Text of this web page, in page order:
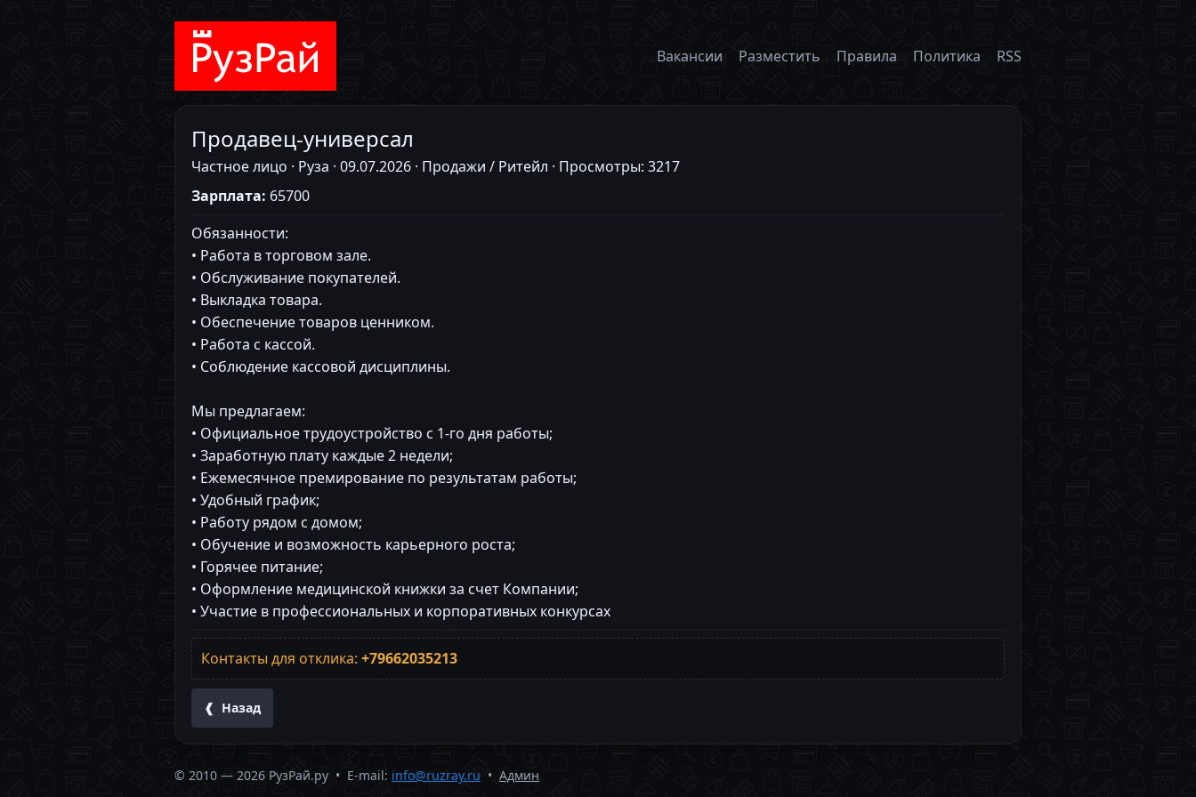
Вакансии Разместить Правила Политика RSS
Продавец-универсал
Частное лицо · Руза · 09.07.2026 · Продажи / Ритейл · Просмотры: 3217
Зарплата: 65700
Обязанности:
• Работа в торговом зале.
• Обслуживание покупателей.
• Выкладка товара.
• Обеспечение товаров ценником.
• Работа с кассой.
• Соблюдение кассовой дисциплины.
Мы предлагаем:
• Официальное трудоустройство с 1-го дня работы;
• Заработную плату каждые 2 недели;
• Ежемесячное премирование по результатам работы;
• Удобный график;
• Работу рядом с домом;
• Обучение и возможность карьерного роста;
• Горячее питание;
• Оформление медицинской книжки за счет Компании;
• Участие в профессиональных и корпоративных конкурсах
Контакты для отклика: +79662035213
❰ Назад
© 2010 — 2026 РузРай.ру • E-mail: info@ruzray.ru • Админ